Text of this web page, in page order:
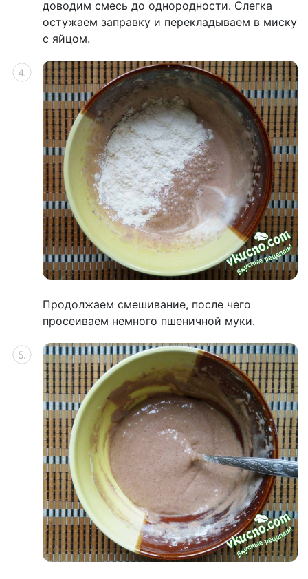
доводим смесь до однородности. Слегка
остужаем заправку и перекладываем в миску
с яйцом.
Продолжаем смешивание, после чего
просеиваем немного пшеничной муки.